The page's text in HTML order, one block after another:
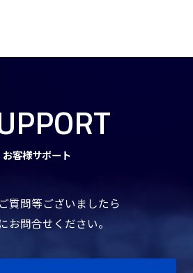
お客様サポート
質問等ございましたら
お問合せください。